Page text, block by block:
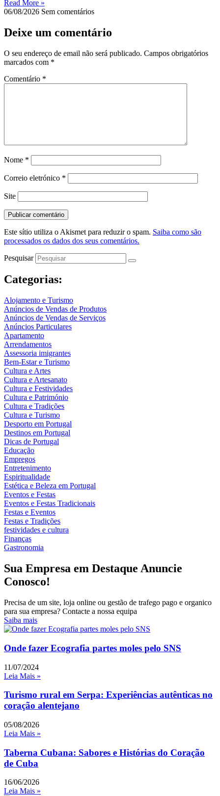
Read More »
06/08/2026 Sem comentários
Deixe um comentário
O seu endereço de email não será publicado. Campos obrigatórios
marcados com *
Comentário *
Nome *
Correio eletrónico *
Site
Este sítio utiliza o Akismet para reduzir o spam. Saiba como são
processados os dados dos seus comentários.
Pesquisar
Categorias:
Alojamento e Turismo
Anúncios de Vendas de Produtos
Anúncios de Vendas de Serviços
Anúncios Particulares
Apartamento
Arrendamentos
Assessoria imigrantes
Bem-Estar e Turismo
Cultura e Artes
Cultura e Artesanato
Cultura e Festividades
Cultura e Património
Cultura e Tradições
Cultura e Turismo
Desporto em Portugal
Destinos em Portugal
Dicas de Portugal
Educação
Empregos
Entretenimento
Espiritualidade
Estética e Beleza em Portugal
Eventos e Festas
Eventos e Festas Tradicionais
Festas e Eventos
Festas e Tradições
festividades e cultura
Finanças
Gastronomia
Sua Empresa em Destaque Anuncie
Conosco!
Precisa de um site, loja online ou gestão de trafego pago e organico
para sua empresa? Contacte a nossa equipa
Saiba mais
Onde fazer Ecografia partes moles pelo SNS
11/07/2024
Leia Mais »
Turismo rural em Serpa: Experiências autênticas no
coração alentejano
05/08/2026
Leia Mais »
Taberna Cubana: Sabores e Histórias do Coração
de Cuba
16/06/2026
Leia Mais »